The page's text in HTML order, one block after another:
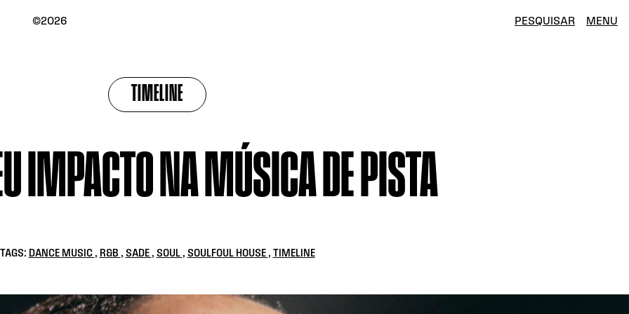
©2026 PESQUISAR MENU
TIMELINE
IMPACTO NA MÚSICA DE PISTA
TAGS: DANCE MUSIC , R&B , SADE , SOUL , SOULFOUL HOUSE , TIMELINE